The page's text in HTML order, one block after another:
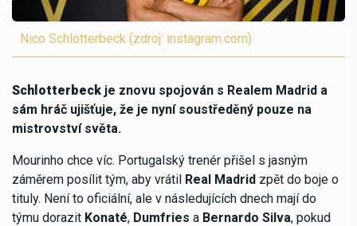
Nico Schlotterbeck (zdroj: instagram.com)
Schlotterbeck je znovu spojován s Realem Madrid a
sám hráč ujišťuje, že je nyní soustředěný pouze na
mistrovství světa.
Mourinho chce víc. Portugalský trenér přišel s jasným
záměrem posílit tým, aby vrátil Real Madrid zpět do boje o
tituly. Není to oficiální, ale v následujících dnech mají do
týmu dorazit Konaté, Dumfries a Bernardo Silva, pokud